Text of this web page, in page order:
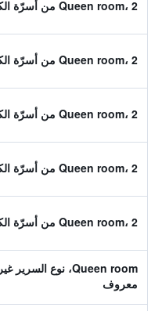
Queen room، 2 من أسرّة الكوين
Queen room، 2 من أسرّة الكوين
Queen room، 2 من أسرّة الكوين
Queen room، 2 من أسرّة الكوين
Queen room، 2 من أسرّة الكوين
Queen room، نوع السرير غير
معروف